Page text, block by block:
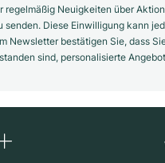
regelmäßig Neuigkeiten über
Diese Einwilligung kann
Newsletter bestätigen Sie, dass
sind, personalisierte